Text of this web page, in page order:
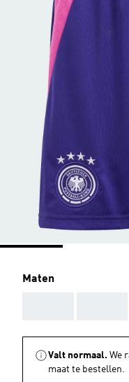
Maten
Valt normaal. We
maat te bestellen.